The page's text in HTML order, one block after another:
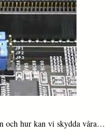
och hur kan vi skydda våra…